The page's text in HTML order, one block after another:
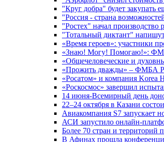
"Круг добра" будет закупать
"Россия - страна
"Ростех" начал
"Тотальный диктант"
«Время героев»: участники
«Знаю! Могу! Помогаю!»:
«Общечеловеческие и
«Прожить дважды» – ФМБА
«Росатом» и компания Korea
«Роскосмос» завершил
14 июня-Всемирный день
22–24 октября в Казани
Авиакомпания S7 запускает
АСИ запустило онлайн-
Более 70 стран и территорий
В Афинах прошла